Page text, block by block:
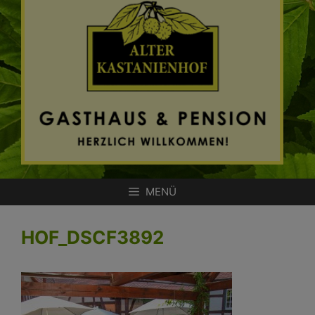
Zum
Inhalt
MENÜ
HOF_DSCF3892